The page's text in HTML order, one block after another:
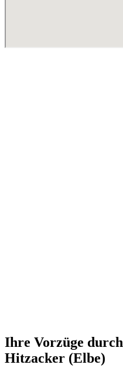
Ihre Vorzüge
Hitzacker (Elbe)